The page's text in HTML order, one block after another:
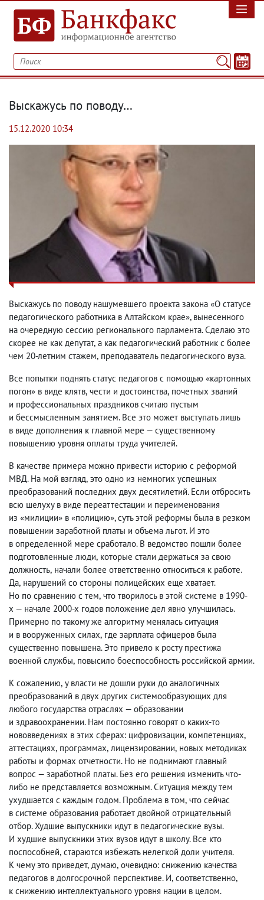
Выскажусь по поводу…
15.12.2020 10:34
Выскажусь по поводу нашумевшего проекта закона «О статусе
педагогического работника в Алтайском крае», вынесенного
на очередную сессию регионального парламента. Сделаю это
скорее не как депутат, а как педагогический работник с более
чем 20-летним стажем, преподаватель педагогического вуза.
Все попытки поднять статус педагогов с помощью «картонных
погон» в виде клятв, чести и достоинства, почетных званий
и профессиональных праздников считаю пустым
и бессмысленным занятием. Все это может выступать лишь
в виде дополнения к главной мере — существенному
повышению уровня оплаты труда учителей.
В качестве примера можно привести историю с реформой
МВД. На мой взгляд, это одно из немногих успешных
преобразований последних двух десятилетий. Если отбросить
всю шелуху в виде переаттестации и переименования
из «милиции» в «полицию», суть этой реформы была в резком
повышении заработной платы и объема льгот. И это
в определенной мере сработало. В ведомство пошли более
подготовленные люди, которые стали держаться за свою
должность, начали более ответственно относиться к работе.
Да, нарушений со стороны полицейских еще хватает.
Но по сравнению с тем, что творилось в этой системе в 1990-
х — начале 2000-х годов положение дел явно улучшилась.
Примерно по такому же алгоритму менялась ситуация
и в вооруженных силах, где зарплата офицеров была
существенно повышена. Это привело к росту престижа
военной службы, повысило боеспособность российской армии.
К сожалению, у власти не дошли руки до аналогичных
преобразований в двух других системообразующих для
любого государства отраслях — образовании
и здравоохранении. Нам постоянно говорят о каких-то
нововведениях в этих сферах: цифровизации, компетенциях,
аттестациях, программах, лицензировании, новых методиках
работы и формах отчетности. Но не поднимают главный
вопрос — заработной платы. Без его решения изменить что-
либо не представляется возможным. Ситуация между тем
ухудшается с каждым годом. Проблема в том, что сейчас
в системе образования работает двойной отрицательный
отбор. Худшие выпускники идут в педагогические вузы.
И худшие выпускники этих вузов идут в школу. Все кто
поспособней, стараются избежать нелегкой доли учителя.
К чему это приведет, думаю, очевидно: снижению качества
педагогов в долгосрочной перспективе. И, соответственно,
к снижению интеллектуального уровня нации в целом.